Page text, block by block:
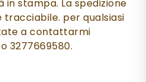
stampa. La spedizione
per qualsiasi
a contattarmi
3277669580.